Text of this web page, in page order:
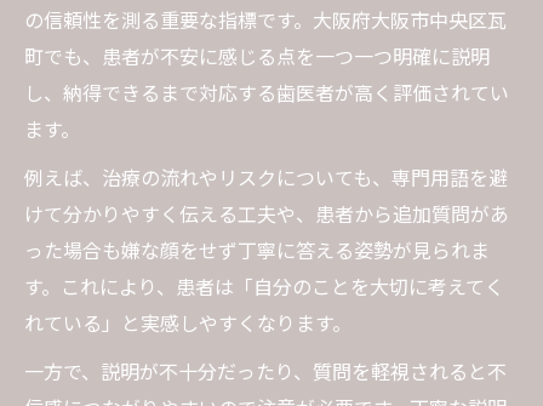
の信頼性を測る重要な指標です。大阪府大阪市中央区瓦
町でも、患者が不安に感じる点を一つ一つ明確に説明
し、納得できるまで対応する歯医者が高く評価されてい
ます。
例えば、治療の流れやリスクについても、専門用語を避
けて分かりやすく伝える工夫や、患者から追加質問があ
った場合も嫌な顔をせず丁寧に答える姿勢が見られま
す。これにより、患者は「自分のことを大切に考えてく
れている」と実感しやすくなります。
一方で、説明が不十分だったり、質問を軽視されると不